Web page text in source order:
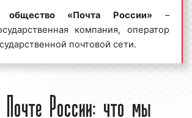
и регулярные скидки.
Почты России является
рекламного агентства используют
общество «Почта России» –
компания, оператор
почтовой сети.
почтового союза. Главный офис
государственным
Находится в ведении
России: что мы